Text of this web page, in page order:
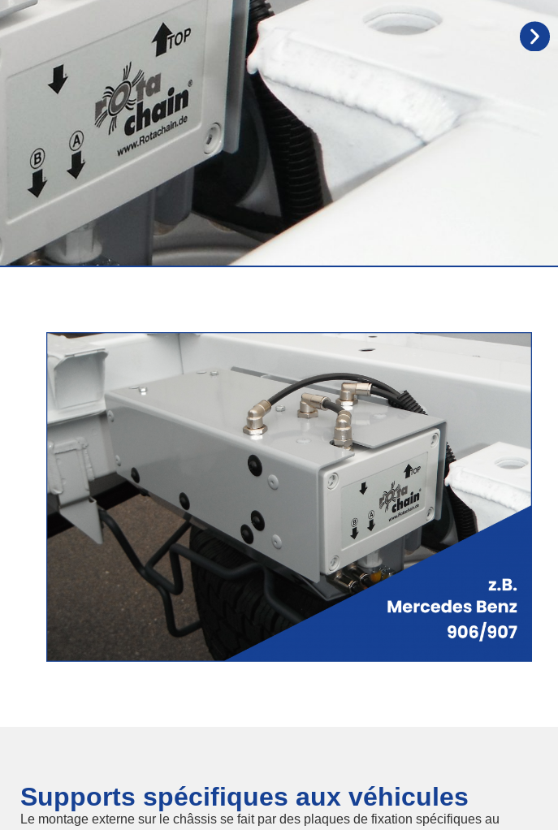
Supports spécifiques aux véhicules
Le montage externe sur le châssis se fait par des plaques de fixation spécifiques au